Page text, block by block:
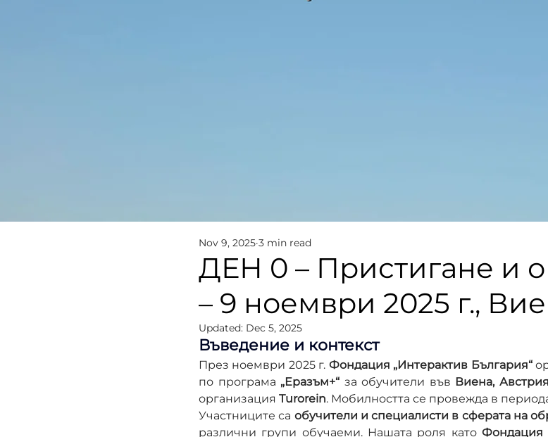
ДЕН 0 – Пристигане и
– 9 ноември 2025 г.,
Nov 9, 2025 3 min read
Updated: Dec 5, 2025
Въведение и контекст
През ноември 2025 г. Фондация „Интерактив България“
по програма „Еразъм+“ за обучители във Виена, Австрия
организация Turorein. Мобилността се провежда в
Участниците са обучители и специалисти в сферата на
различни групи обучаеми. Нашата роля като Фондация